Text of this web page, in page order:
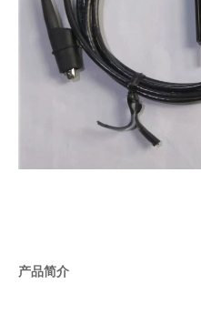
产品简介